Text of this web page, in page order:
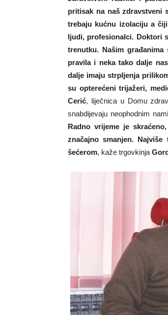
pritisak na naš zdravstveni
trebaju kućnu izolaciju a
ljudi, profesionalci. Doktori
trenutku. Našim
pravila i neka tako dalje
dalje imaju strpljenja
su opterećeni trijažeri,
Cerić, liječnica u Domu
snabdijevaju neophodnim
Radno vrijeme je
značajno smanjen.
šećerom, kaže trgovkinja